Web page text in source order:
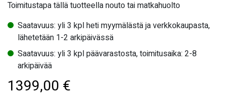
Toimitustapa tällä tuotteella nouto tai matkahuolto
Saatavuus: yli 3 kpl heti myymälästä ja verkkokaupasta,
lähetetään 1-2 arkipäivässä
Saatavuus: yli 3 kpl päävarastosta, toimitusaika: 2-8
arkipäivää
1399,00 €